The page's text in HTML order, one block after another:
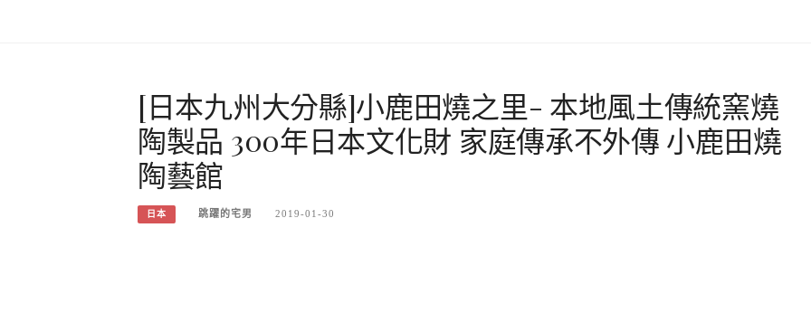
[日本九州大分縣]小鹿田燒之里- 本地風土傳統窯燒
陶製品 300年日本文化財 家庭傳承不外傳 小鹿田燒
陶藝館
日本 跳躍的宅男 2019-01-30